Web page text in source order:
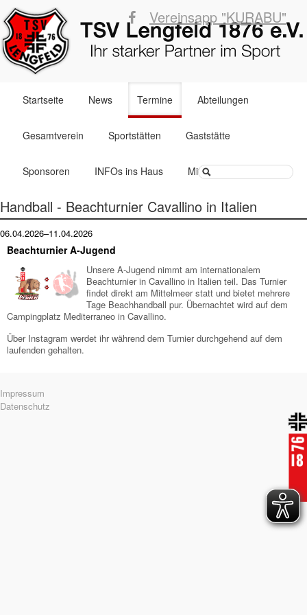
Vereinsapp "KURABU"
überspringen
Startseite News Termine Abteilungen
Gesamtverein Sportstätten Gaststätte
Sponsoren INFOs ins Haus Mitglied werden
Suchbegriffe
Handball - Beachturnier Cavallino in Italien
06.04.2026–11.04.2026
Beachturnier A-Jugend
Unsere A-Jugend nimmt am internationalem
Beachturnier in Cavallino in Italien teil. Das Turnier
findet direkt am Mittelmeer statt und bietet mehrere
Tage Beachhandball pur. Übernachtet wird auf dem
Campingplatz Mediterraneo in Cavallino.
Über Instagram werdet ihr während dem Turnier durchgehend auf dem
laufenden gehalten.
Navigation
überspringen
Impressum
Datenschutz